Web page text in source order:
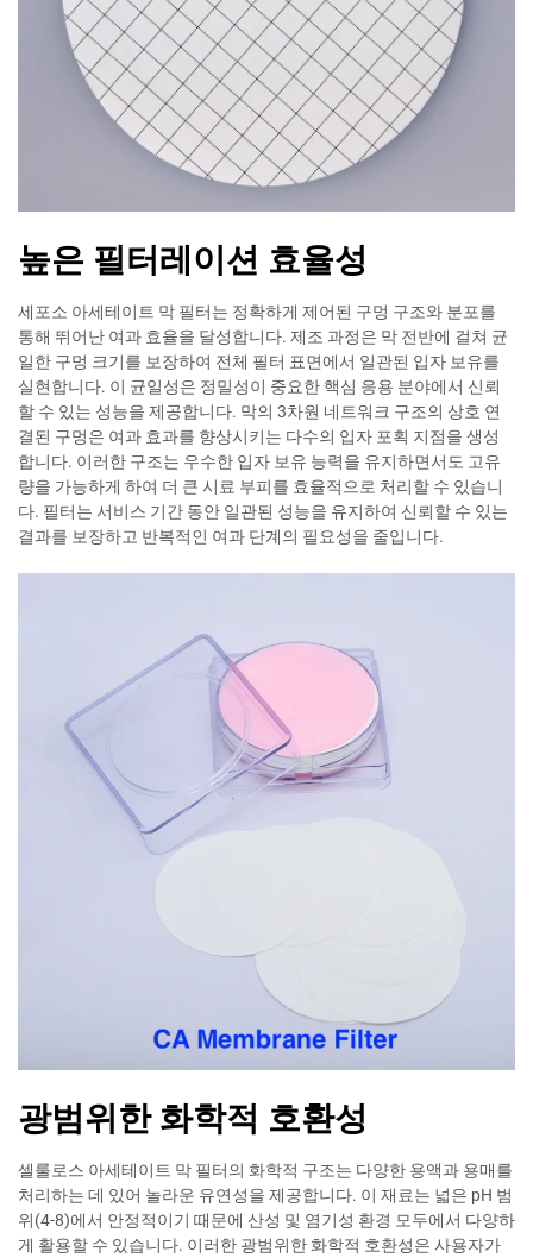
높은 필터레이션 효율성
세포소 아세테이트 막 필터는 정확하게 제어된 구멍 구조와 분포를
통해 뛰어난 여과 효율을 달성합니다. 제조 과정은 막 전반에 걸쳐 균
일한 구멍 크기를 보장하여 전체 필터 표면에서 일관된 입자 보유를
실현합니다. 이 균일성은 정밀성이 중요한 핵심 응용 분야에서 신뢰
할 수 있는 성능을 제공합니다. 막의 3차원 네트워크 구조의 상호 연
결된 구멍은 여과 효과를 향상시키는 다수의 입자 포획 지점을 생성
합니다. 이러한 구조는 우수한 입자 보유 능력을 유지하면서도 고유
량을 가능하게 하여 더 큰 시료 부피를 효율적으로 처리할 수 있습니
다. 필터는 서비스 기간 동안 일관된 성능을 유지하여 신뢰할 수 있는
결과를 보장하고 반복적인 여과 단계의 필요성을 줄입니다.
광범위한 화학적 호환성
셀룰로스 아세테이트 막 필터의 화학적 구조는 다양한 용액과 용매를
처리하는 데 있어 놀라운 유연성을 제공합니다. 이 재료는 넓은 pH 범
위(4-8)에서 안정적이기 때문에 산성 및 염기성 환경 모두에서 다양하
게 활용할 수 있습니다. 이러한 광범위한 화학적 호환성은 사용자가